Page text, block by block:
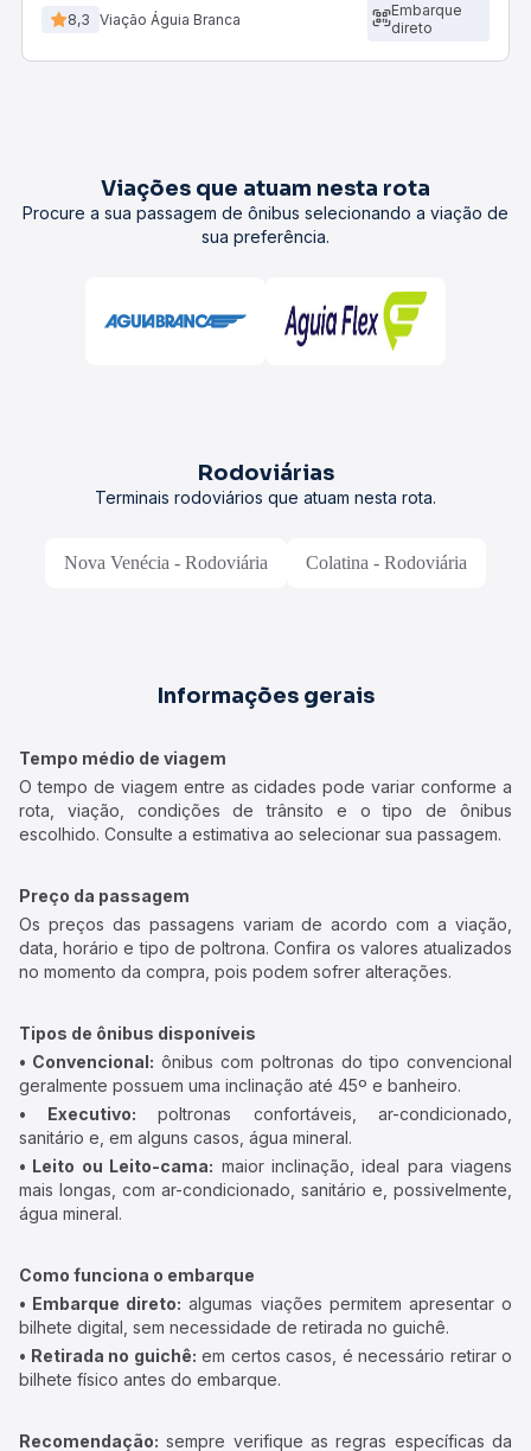
8,3 Viação Águia Branca
Embarque
direto
Viações que atuam nesta rota
Procure a sua passagem de ônibus selecionando a viação de
sua preferência.
Rodoviárias
Terminais rodoviários que atuam nesta rota.
Nova Venécia - Rodoviária Colatina - Rodoviária
Informações gerais
Tempo médio de viagem
O tempo de viagem entre as cidades pode variar conforme a
rota, viação, condições de trânsito e o tipo de ônibus
escolhido. Consulte a estimativa ao selecionar sua passagem.
Preço da passagem
Os preços das passagens variam de acordo com a viação,
data, horário e tipo de poltrona. Confira os valores atualizados
no momento da compra, pois podem sofrer alterações.
Tipos de ônibus disponíveis
• Convencional: ônibus com poltronas do tipo convencional
geralmente possuem uma inclinação até 45º e banheiro.
• Executivo: poltronas confortáveis, ar-condicionado,
sanitário e, em alguns casos, água mineral.
• Leito ou Leito-cama: maior inclinação, ideal para viagens
mais longas, com ar-condicionado, sanitário e, possivelmente,
água mineral.
Como funciona o embarque
• Embarque direto: algumas viações permitem apresentar o
bilhete digital, sem necessidade de retirada no guichê.
• Retirada no guichê: em certos casos, é necessário retirar o
bilhete físico antes do embarque.
Recomendação: sempre verifique as regras específicas da